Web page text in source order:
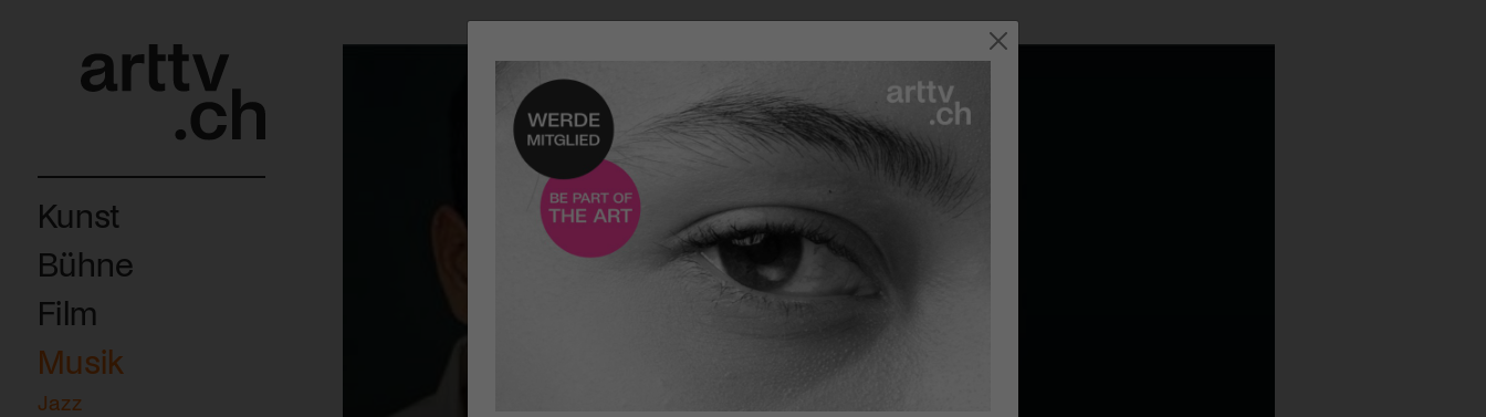
Kunst
Bühne
Film
Musik
Jazz